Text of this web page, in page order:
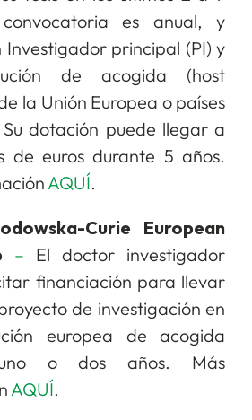
es anual, y
Investigador principal (PI) y
de acogida (host
la Unión Europea o países
dotación puede llegar a
de euros durante 5 años.
AQUÍ.
Curie European
– El doctor investigador
financiación para llevar
de investigación en
europea de acogida
o dos años. Más
AQUÍ.